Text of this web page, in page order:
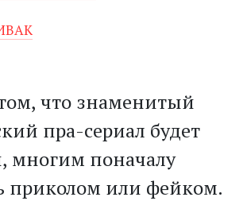
что знаменитый
пра-сериал будет
многим поначалу
приколом или фейком.